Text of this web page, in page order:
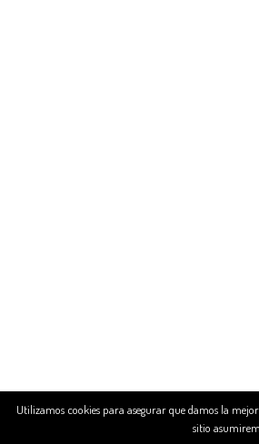
Utilizamos cookies para asegurar que damos la
sitio